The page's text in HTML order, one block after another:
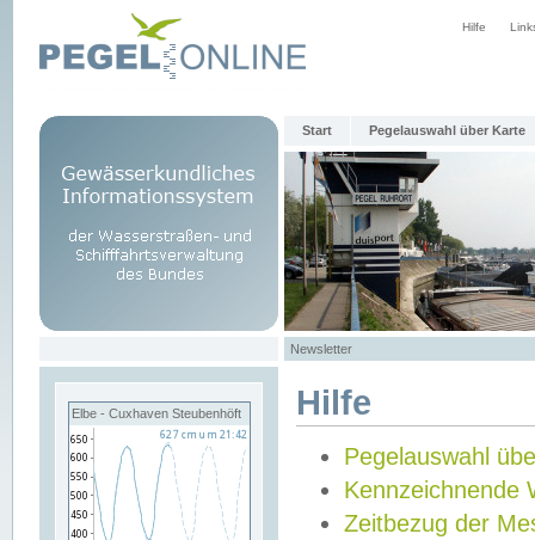
Hilfe
Start Pegelauswahl über Karte
Newsletter
Elbe - Cuxhaven Steubenhöft Hilfe
Pegelauswahl
Kennzeichnende
Zeitbezug der